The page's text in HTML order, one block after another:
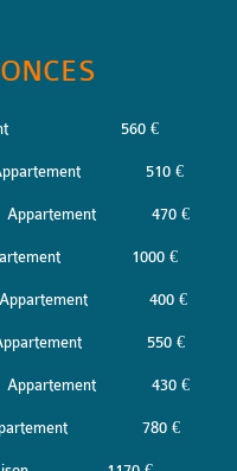
560 €
510 €
Appartement 470 €
1000 €
Appartement 400 €
550 €
Appartement 430 €
780 €